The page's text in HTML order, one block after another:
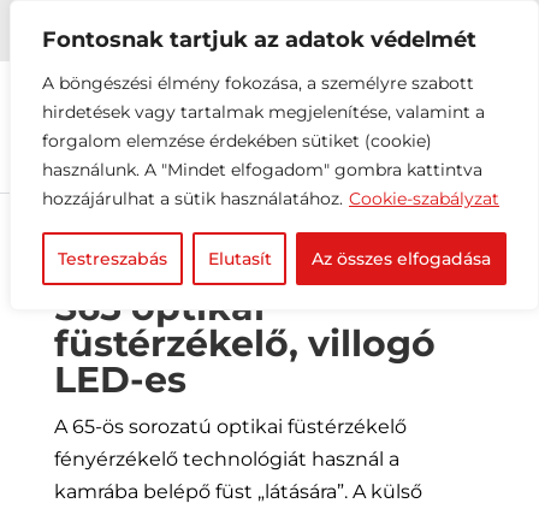
Fontosnak tartjuk az adatok védelmét
A böngészési élmény fokozása, a személyre szabott
hirdetések vagy tartalmak megjelenítése, valamint a
forgalom elemzése érdekében sütiket (cookie)
használunk. A "Mindet elfogadom" gombra kattintva
hozzájárulhat a sütik használatához. Cookie-szabályzat
Testreszabás Elutasít Az összes elfogadása
 +36 1 216 2612 info@elektrovill.hu
S65 optikai
füstérzékelő, villogó
LED-es
A 65-ös sorozatú optikai füstérzékelő
fényérzékelő technológiát használ a
kamrába belépő füst „látására”. A külső